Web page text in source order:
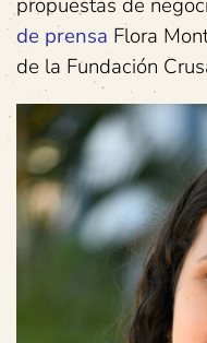
de prensa Flora
de la Fundación